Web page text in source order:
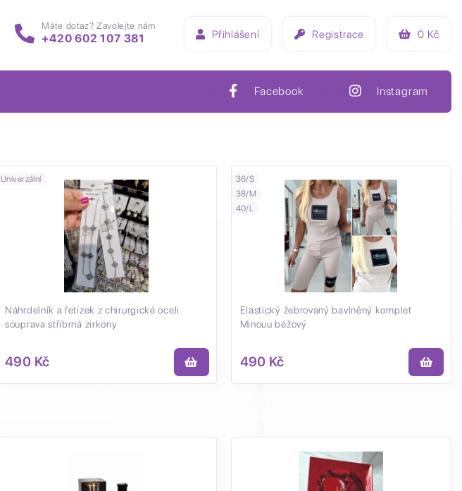
Máte dotaz? Zavolejte nám
+420 602 107 381 Přihlášení Registrace 0 Kč
Facebook Instagram
Univerzální
Náhrdelník a řetízek z chirurgické oceli
souprava stříbrná zirkony
490 Kč
36/S
38/M
40/L
Elastický žebrovaný bavlněný komplet
Minouu béžový
490 Kč